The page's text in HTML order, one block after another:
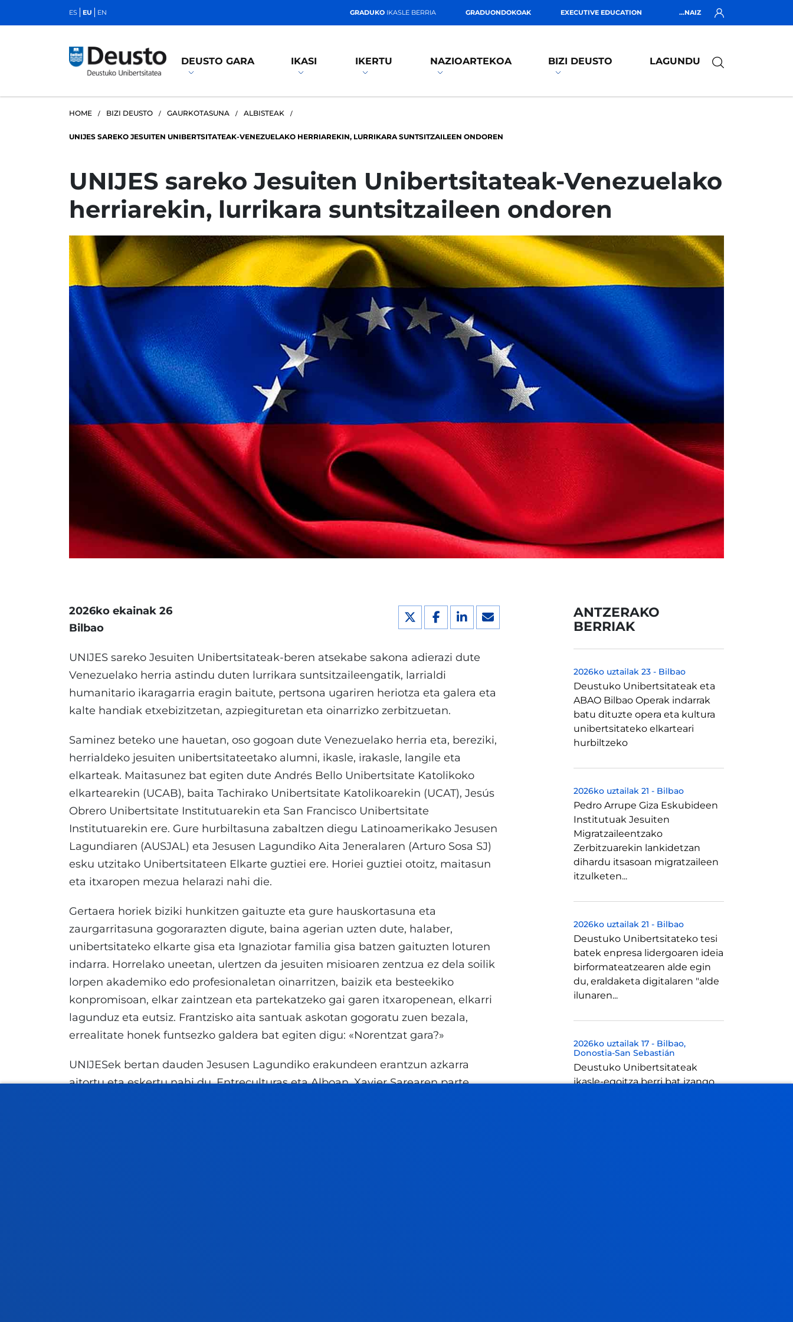
ES EU EN GRADUKO IKASLE BERRIA GRADUONDOKOAK EXECUTIVE EDUCATION ...NAIZ
DEUSTO GARA IKASI IKERTU NAZIOARTEKOA BIZI DEUSTO LAGUNDU
HOME BIZI DEUSTO GAURKOTASUNA ALBISTEAK
UNIJES SAREKO JESUITEN UNIBERTSITATEAK-VENEZUELAKO HERRIAREKIN, LURRIKARA SUNTSITZAILEEN ONDOREN
UNIJES sareko Jesuiten Unibertsitateak-Venezuelako
herriarekin, lurrikara suntsitzaileen ondoren
2026ko ekainak 26
Bilbao
UNIJES sareko Jesuiten Unibertsitateak-beren atsekabe sakona adierazi dute
Venezuelako herria astindu duten lurrikara suntsitzaileengatik, larrialdi
humanitario ikaragarria eragin baitute, pertsona ugariren heriotza eta galera eta
kalte handiak etxebizitzetan, azpiegituretan eta oinarrizko zerbitzuetan.
Saminez beteko une hauetan, oso gogoan dute Venezuelako herria eta, bereziki,
herrialdeko jesuiten unibertsitateetako alumni, ikasle, irakasle, langile eta
elkarteak. Maitasunez bat egiten dute Andrés Bello Unibertsitate Katolikoko
elkartearekin (UCAB), baita Tachirako Unibertsitate Katolikoarekin (UCAT), Jesús
Obrero Unibertsitate Institutuarekin eta San Francisco Unibertsitate
Institutuarekin ere. Gure hurbiltasuna zabaltzen diegu Latinoamerikako Jesusen
Lagundiaren (AUSJAL) eta Jesusen Lagundiko Aita Jeneralaren (Arturo Sosa SJ)
esku utzitako Unibertsitateen Elkarte guztiei ere. Horiei guztiei otoitz, maitasun
eta itxaropen mezua helarazi nahi die.
Gertaera horiek biziki hunkitzen gaituzte eta gure hauskortasuna eta
zaurgarritasuna gogorarazten digute, baina agerian uzten dute, halaber,
unibertsitateko elkarte gisa eta Ignaziotar familia gisa batzen gaituzten loturen
indarra. Horrelako uneetan, ulertzen da jesuiten misioaren zentzua ez dela soilik
lorpen akademiko edo profesionaletan oinarritzen, baizik eta besteekiko
konpromisoan, elkar zaintzean eta partekatzeko gai garen itxaropenean, elkarri
lagunduz eta eutsiz. Frantzisko aita santuak askotan gogoratu zuen bezala,
errealitate honek funtsezko galdera bat egiten digu: «Norentzat gara?»
UNIJESek bertan dauden Jesusen Lagundiko erakundeen erantzun azkarra
aitortu eta eskertu nahi du. Entreculturas eta Alboan, Xavier Sarearen parte
ANTZERAKO
BERRIAK
2026ko uztailak 23 - Bilbao
Deustuko Unibertsitateak eta
ABAO Bilbao Operak indarrak
batu dituzte opera eta kultura
unibertsitateko elkarteari
hurbiltzeko
2026ko uztailak 21 - Bilbao
Pedro Arrupe Giza Eskubideen
Institutuak Jesuiten
Migratzaileentzako
Zerbitzuarekin lankidetzan
dihardu itsasoan migratzaileen
itzulketen...
2026ko uztailak 21 - Bilbao
Deustuko Unibertsitateko tesi
batek enpresa lidergoaren ideia
birformateatzearen alde egin
du, eraldaketa digitalaren "alde
ilunaren...
2026ko uztailak 17 - Bilbao
Donostia-San Sebastián
Deustuko Unibertsitateak
ikasle-egoitza berri bat izango